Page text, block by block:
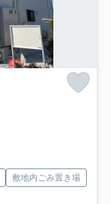
敷地内ごみ置き場